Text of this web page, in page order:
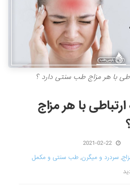
با هر مزاج طب سنتی دارد ؟
با هر مزاج
2021-02-22
,سردرد و میگرن,طب سنتی و مکمل